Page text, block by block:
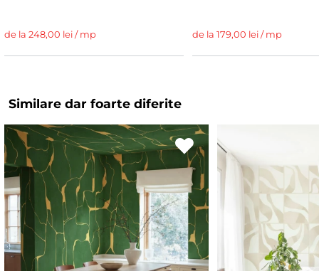
de la 248,00 lei / mp de la 179,00 lei / mp
Similare dar foarte diferite